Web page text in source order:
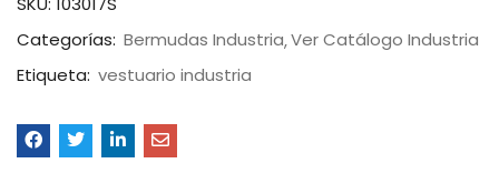
Categorías: Bermudas Industria Ver Catálogo Industria
Etiqueta: vestuario industria